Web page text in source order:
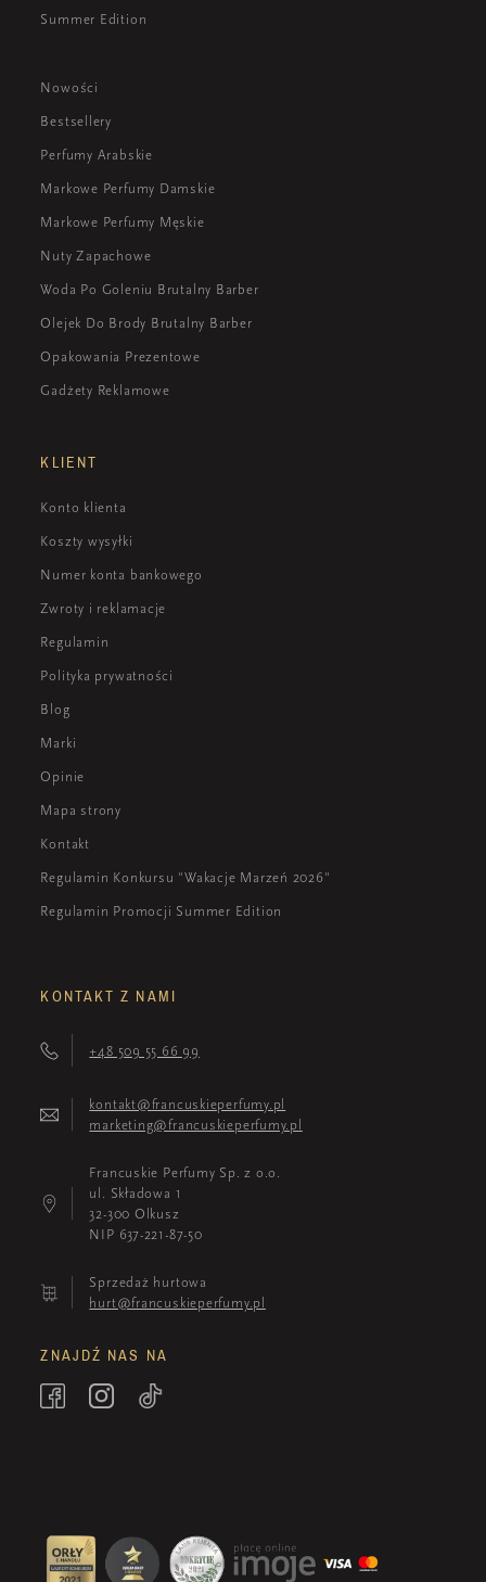
Summer Edition
Nowości
Bestsellery
Perfumy Arabskie
Markowe Perfumy Damskie
Markowe Perfumy Męskie
Nuty Zapachowe
Woda Po Goleniu Brutalny Barber
Olejek Do Brody Brutalny Barber
Opakowania Prezentowe
Gadżety Reklamowe
KLIENT
Konto klienta
Koszty wysyłki
Numer konta bankowego
Zwroty i reklamacje
Regulamin
Polityka prywatności
Blog
Marki
Opinie
Mapa strony
Kontakt
Regulamin Konkursu "Wakacje Marzeń 2026"
Regulamin Promocji Summer Edition
KONTAKT Z NAMI
+48 509 55 66 99
kontakt@francuskieperfumy.pl
marketing@francuskieperfumy.pl
Francuskie Perfumy Sp. z o.o.
ul. Składowa 1
32-300 Olkusz
NIP 637-221-87-50
Sprzedaż hurtowa
hurt@francuskieperfumy.pl
ZNAJDŹ NAS NA